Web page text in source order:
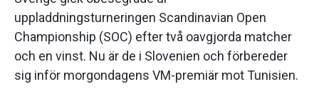
uppladdningsturneringen Scandinavian Open
Championship (SOC) efter två oavgjorda matcher
och en vinst. Nu är de i Slovenien och förbereder
sig inför morgondagens VM-premiär mot Tunisien.